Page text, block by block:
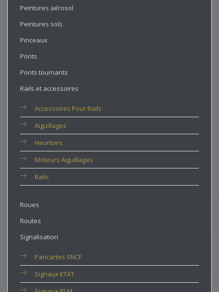
Peintures aérosol
Peintures sols
Pinceaux
Ponts
Ponts tournants
Rails et accessoires
Accessoires Pour Rails
Aiguillages
Heurtoirs
Moteurs Aiguillages
Rails
Roues
Routes
Signalisation
Pancartes SNCF
Signaux ETAT